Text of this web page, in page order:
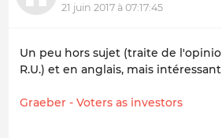
21 juin 2017 à 07:17:45
Un peu hors sujet (traite de
R.U.) et en anglais, mais
Graeber - Voters as investors